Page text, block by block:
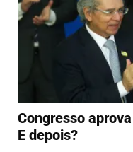
Congresso
E depois?